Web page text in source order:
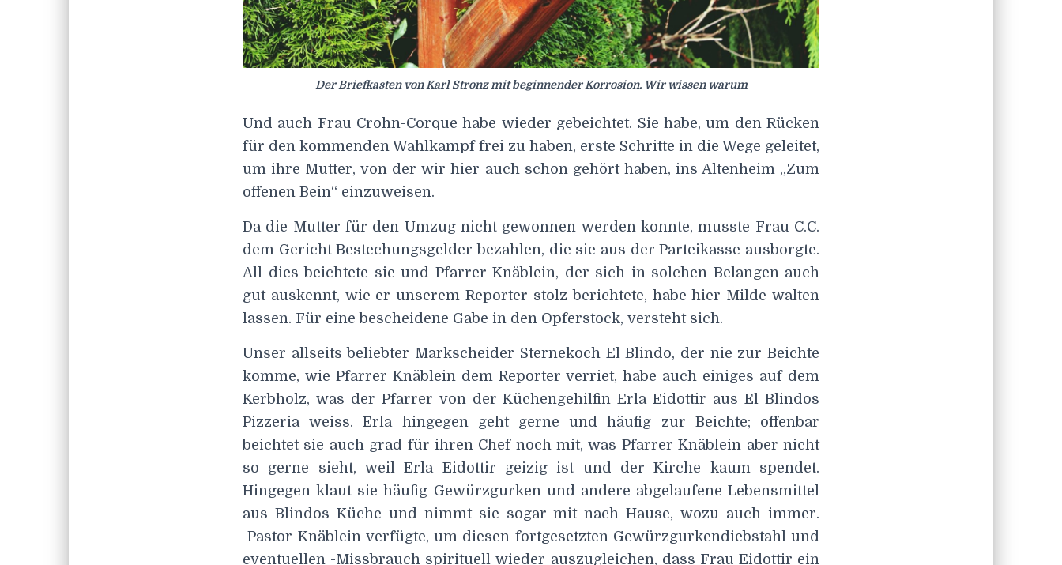
Der Briefkasten von Karl Stronz mit beginnender Korrosion. Wir wissen warum
Und auch Frau Crohn-Corque habe wieder gebeichtet. Sie habe, um den Rücken
für den kommenden Wahlkampf frei zu haben, erste Schritte in die Wege geleitet,
um ihre Mutter, von der wir hier auch schon gehört haben, ins Altenheim „Zum
offenen Bein“ einzuweisen.
Da die Mutter für den Umzug nicht gewonnen werden konnte, musste Frau C.C.
dem Gericht Bestechungsgelder bezahlen, die sie aus der Parteikasse ausborgte.
All dies beichtete sie und Pfarrer Knäblein, der sich in solchen Belangen auch
gut auskennt, wie er unserem Reporter stolz berichtete, habe hier Milde walten
lassen. Für eine bescheidene Gabe in den Opferstock, versteht sich.
Unser allseits beliebter Markscheider Sternekoch El Blindo, der nie zur Beichte
komme, wie Pfarrer Knäblein dem Reporter verriet, habe auch einiges auf dem
Kerbholz, was der Pfarrer von der Küchengehilfin Erla Eidottir aus El Blindos
Pizzeria weiss. Erla hingegen geht gerne und häufig zur Beichte; offenbar
beichtet sie auch grad für ihren Chef noch mit, was Pfarrer Knäblein aber nicht
so gerne sieht, weil Erla Eidottir geizig ist und der Kirche kaum spendet.
Hingegen klaut sie häufig Gewürzgurken und andere abgelaufene Lebensmittel
aus Blindos Küche und nimmt sie sogar mit nach Hause, wozu auch immer.
Pastor Knäblein verfügte, um diesen fortgesetzten Gewürzgurkendiebstahl und
eventuellen -Missbrauch spirituell wieder auszugleichen, dass Frau Eidottir ein